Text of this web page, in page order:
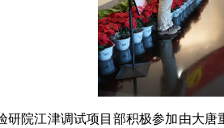
研院江津调试项目部积极参加由大